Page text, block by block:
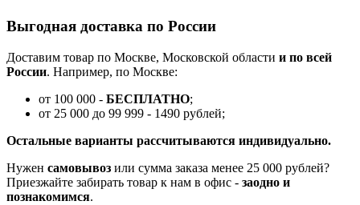
Выгодная доставка по России
Доставим товар по Москве, Московской области и по всей
России. Например, по Москве:
от 100 000 - БЕСПЛАТНО;
от 25 000 до 99 999 - 1490 рублей;
Остальные варианты рассчитываются индивидуально.
Нужен самовывоз или сумма заказа менее 25 000 рублей?
Приезжайте забирать товар к нам в офис - заодно и
познакомимся.